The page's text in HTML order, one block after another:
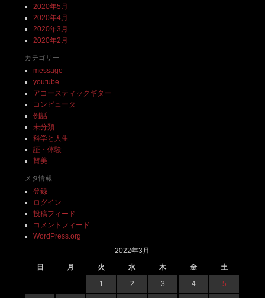
2020年5月
2020年4月
2020年3月
2020年2月
カテゴリー
message
youtube
アコースティックギター
コンピュータ
例話
未分類
科学と人生
証・体験
賛美
メタ情報
登録
ログイン
投稿フィード
コメントフィード
WordPress.org
2022年3月
日
月 火 水 木 金
土
1
2 3 4 5